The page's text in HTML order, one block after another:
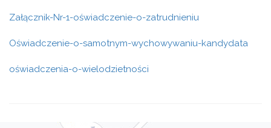
Załącznik-Nr-1-oświadczenie-o-zatrudnieniu
Oświadczenie-o-samotnym-wychowywaniu-kandydata
oświadczenia-o-wielodzietności